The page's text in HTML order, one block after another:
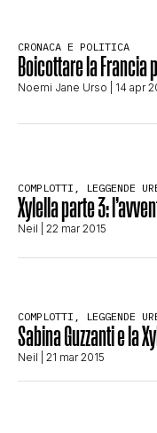
COMPLOTTI,
EDITORIALI
CLIMA ED
CRONACA E POLITICA
Boicottare la Francia
Noemi Jane Urso | 14 apr
COMPLOTTI, LEGGENDE
Xylella parte 3:
Neil | 22 mar 2015
COMPLOTTI, LEGGENDE
Sabina Guzzanti e la
Neil | 21 mar 2015